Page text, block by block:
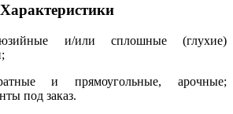
Характеристики
и/или сплошные (глухие)
и прямоугольные, арочные;
под заказ.